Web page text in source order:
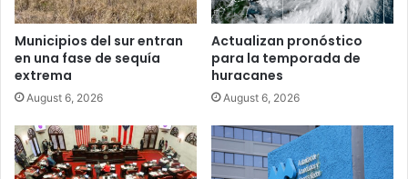
Municipios del sur entran
en una fase de sequía
extrema
August 6, 2026
Actualizan pronóstico
para la temporada de
huracanes
August 6, 2026